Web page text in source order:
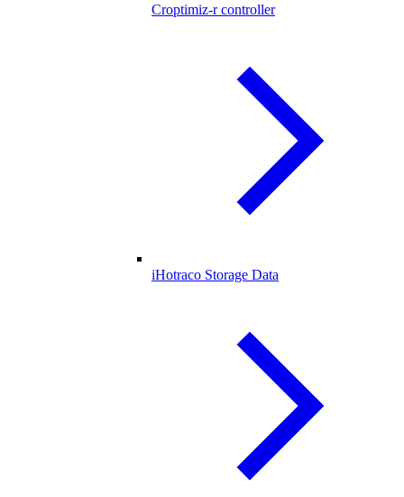
Croptimiz-r controller
iHotraco Storage Data